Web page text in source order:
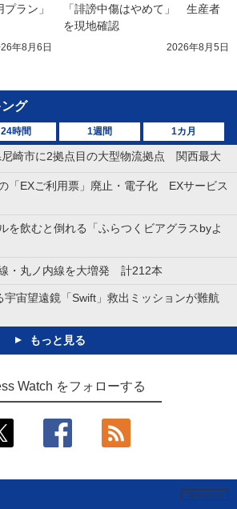
ラン」
年8月6日
「誹謗中傷はやめて」　生産者
を現地確認
2026年8月5日
グ
24時間 1週間 1カ月
尼崎市に2拠点目の大型物流拠点 関西最大
「EXご利用票」廃止・電子化 EXサービス
を飲むと倒れる「ふらつくビアグラスbyよ
・丸ノ内線を大増発 計212本
宇宙望遠鏡「Swift」救出ミッションが難航
もっと見る
Watch をフォローする